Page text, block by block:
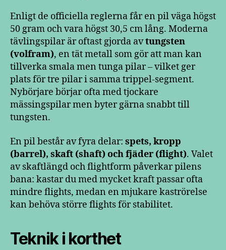
Enligt de officiella reglerna får en pil väga högst
50 gram och vara högst 30,5 cm lång. Moderna
tävlingspilar är oftast gjorda avtungsten
(volfram), en tät metall som gör att man kan
tillverka smala men tunga pilar – vilket ger
plats för tre pilar i samma trippel-segment.
Nybörjare börjar ofta med tjockare
mässingspilar men byter gärna snabbt till
tungsten.
En pil består av fyra delar: spets, kropp
(barrel), skaft (shaft) och fjäder (flight). Valet
av skaftlängd och flightform påverkar pilens
bana: kastar du med mycket kraft passar ofta
mindre flights, medan en mjukare kaströrelse
kan behöva större flights för stabilitet.
Teknik i korthet